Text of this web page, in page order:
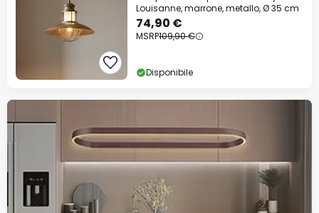
Louisanne, marrone, metallo, Ø 35 cm
74,90 €
MSRP109,90 €
Disponibile